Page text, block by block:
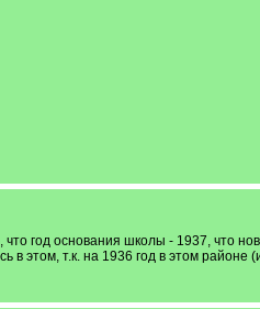
год основания школы - 1937, что
этом, т.к. на 1936 год в этом